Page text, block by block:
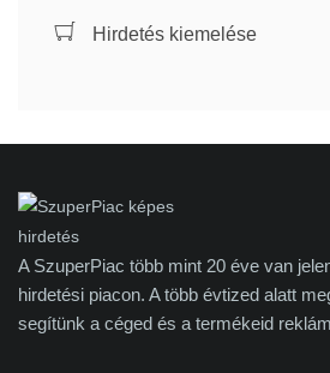
Hirdetés kiemelése
A SzuperPiac több mint 20 éve van
hirdetési piacon. A több évtized alatt
segítünk a céged és a termékeid